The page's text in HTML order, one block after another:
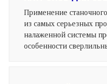
Применение
из самых серьезных
налаженной системы
особенности